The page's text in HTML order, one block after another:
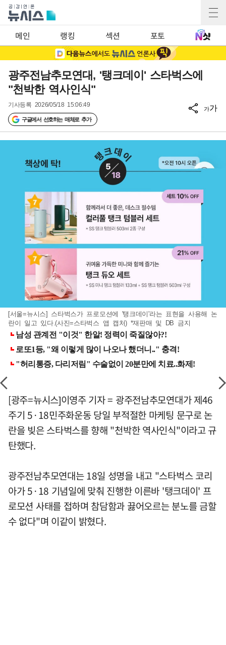
메인 랭킹 섹션 포토
광주전남추모연대, '탱크데이' 스타벅스에
"천박한 역사인식"
기사등록 2026/05/18 15:06:49
구글에서 선호하는 매체로 추가
가가
[서울=뉴시스] 스타벅스가 프로모션에 '탱크데이'라는 표현을 사용해 논
란이 일고 있다.(사진=스타벅스 앱 캡처) *재판매 및 DB 금지
[광주=뉴시스]이영주 기자 = 광주전남추모연대가 제46
주기 5·18민주화운동 당일 부적절한 마케팅 문구로 논
란을 빚은 스타벅스를 향해 "천박한 역사인식"이라고 규
탄했다.
광주전남추모연대는 18일 성명을 내고 "스타벅스 코리
아가 5·18 기념일에 맞춰 진행한 이른바 '탱크데이' 프
로모션 사태를 접하며 참담함과 끓어오르는 분노를 금할
수 없다"며 이같이 밝혔다.